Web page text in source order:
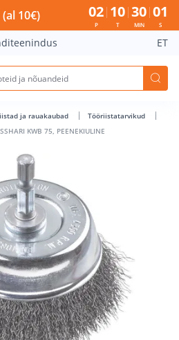
PEENEKIULINE - Bauhof has
10€) 02
P
10
T
30
MIN
00
S
ET
ja rauakaubad
Tööriistatarvikud
KWB 75, PEENEKIULINE